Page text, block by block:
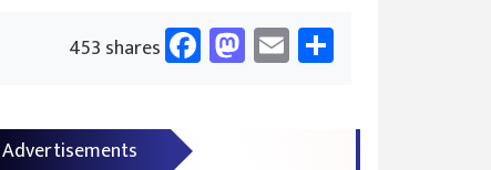
453 shares Facebook
Mastodon
Email
Advertisements